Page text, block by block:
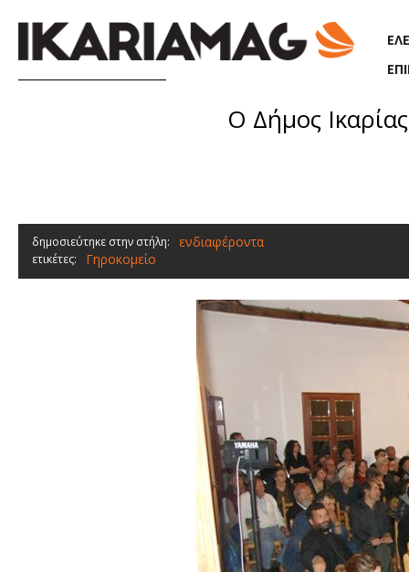
Ο Δήμος
δημοσιεύτηκε στην στήλη: ενδιαφέροντα
ετικέτες: Γηροκομείο